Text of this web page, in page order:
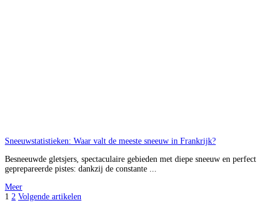
Sneeuwstatistieken: Waar valt de meeste sneeuw in Frankrijk?
Besneeuwde gletsjers, spectaculaire gebieden met diepe sneeuw en perfect
geprepareerde pistes: dankzij de constante ...
Meer
1 2 Volgende artikelen